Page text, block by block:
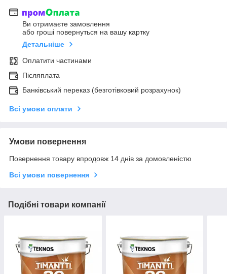
Ви отримаєте замовлення
або гроші повернуться на вашу картку
Детальніше
Оплатити частинами
Післяплата
Банківський переказ (безготівковий розрахунок)
Всі умови оплати
Умови повернення
Повернення товару впродовж 14 днів за домовленістю
Всі умови повернення
Подібні товари компанії